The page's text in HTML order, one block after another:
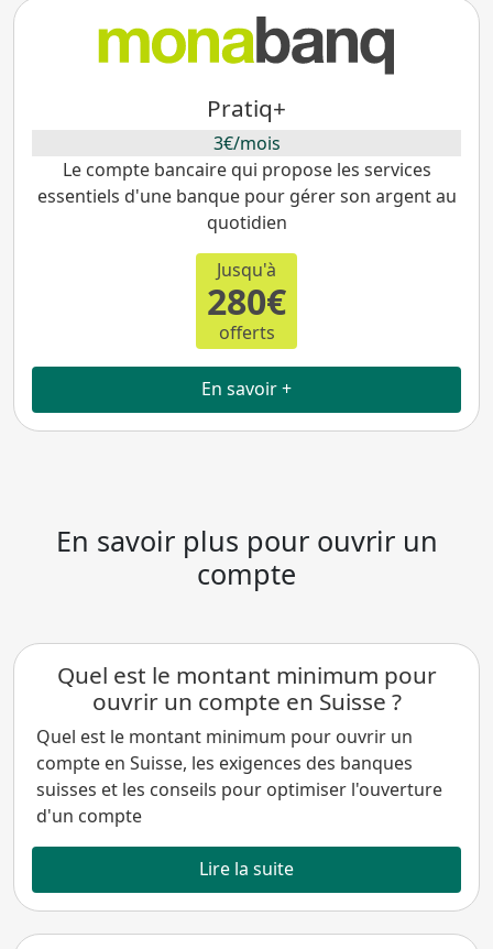
Pratiq+
3€/mois
Le compte bancaire qui propose les services
essentiels d'une banque pour gérer son argent au
quotidien
Jusqu'à
280€
offerts
En savoir +
En savoir plus pour ouvrir un
compte
Quel est le montant minimum pour
ouvrir un compte en Suisse ?
Quel est le montant minimum pour ouvrir un
compte en Suisse, les exigences des banques
suisses et les conseils pour optimiser l'ouverture
d'un compte
Lire la suite